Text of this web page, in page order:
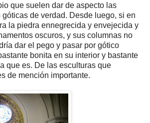
que suelen dar de aspecto las
de verdad. Desde luego, si en
la piedra ennegrecida y envejecida y
oscuros, y sus columnas no
dar el pego y pasar por gótico
bonita en su interior y bastante
que es. De las esculturas que
de mención importante.